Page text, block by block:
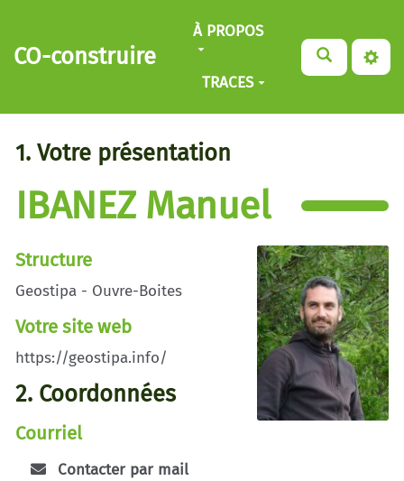
Aller au contenu principal
CO-construire
À PROPOS
TRACES
1. Votre présentation
IBANEZ Manuel
Structure
Geostipa - Ouvre-Boites
Votre site web
https://geostipa.info/
2. Coordonnées
Courriel
Contacter par mail